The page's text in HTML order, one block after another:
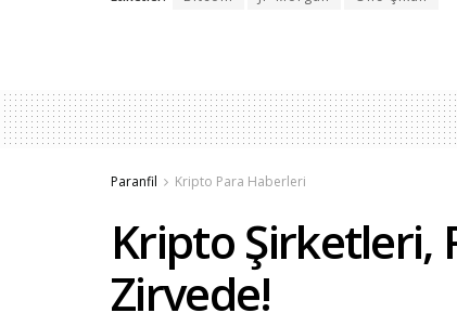
Paranfil Kripto Para Haberleri
Kripto Şirketleri,
Zirvede!